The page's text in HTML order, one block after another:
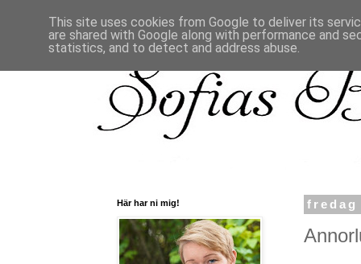
fredag
Här har ni mig!
This site uses cookies from Google to deliver its
are shared with Google along with performance and
statistics, and to detect and address abuse.